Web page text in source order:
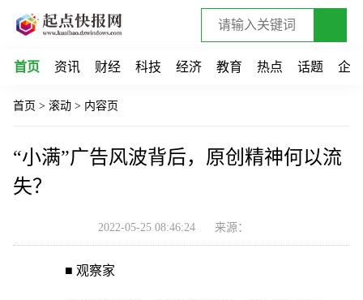
首页 资讯 财经 科技 经济 教育 热点 话题 企业
首页 > 滚动 > 内容页
“小满”广告风波背后，原创精神何以流
失？
2022-05-25 08:46:24 来源：
■ 观察家